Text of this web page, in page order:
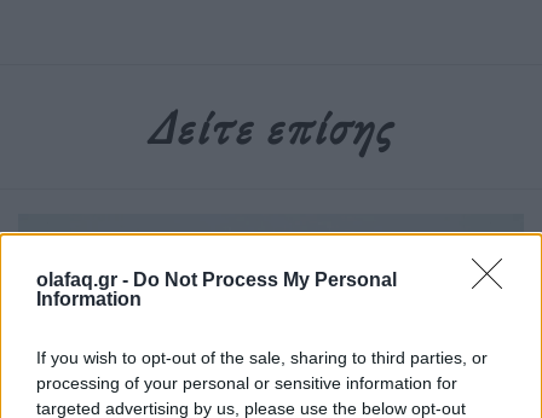
olafaq.gr - Do Not Process My Personal
Information
If you wish to opt-out of the sale, sharing to third parties, or
processing of your personal or sensitive information for
targeted advertising by us, please use the below opt-out
Δείτε επίσης